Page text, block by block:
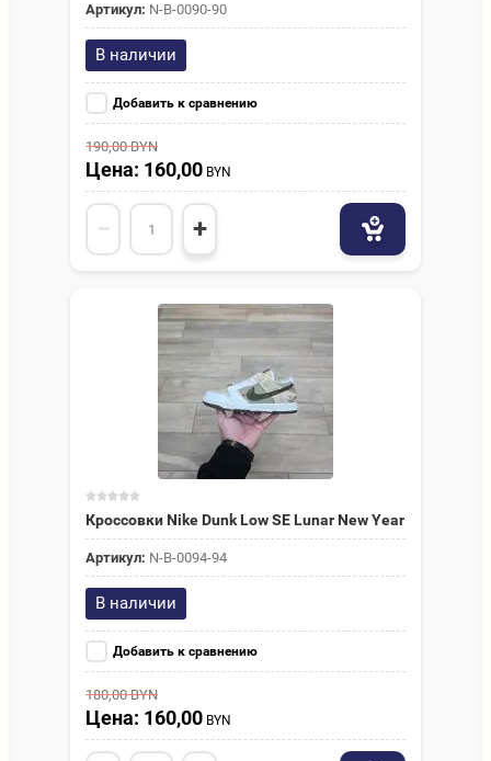
Артикул: N-В-0090-90
В наличии
Добавить к сравнению
190,00BYN
Цена: 160,00 BYN
− +
Кроссовки Nike Dunk Low SE Lunar New Year
Артикул: N-В-0094-94
В наличии
Добавить к сравнению
180,00BYN
Цена: 160,00 BYN